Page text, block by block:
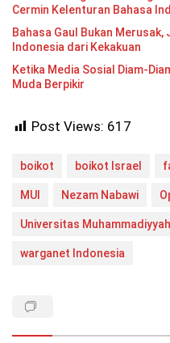
Cermin Kelenturan Bahasa
Bahasa Gaul Bukan
Indonesia dari Kekakuan
Ketika Media Sosial Diam-
Muda Berpikir
Post Views: 617
boikot boikot Israel
MUI Nezam Nabawi
Universitas
warganet Indonesia